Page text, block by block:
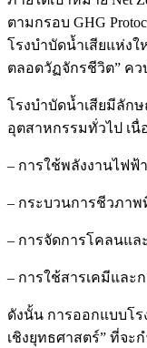
ตามกรอบ GHG
โรงบำบัดน้ำเสียแห่ง
ตลอดวัฏจักรชีวิต” ค
โรงบำบัดน้ำเสียมีลัก
อุตสาหกรรมทั่วไป เนื่
– การใช้พลังงานไฟฟ้
– กระบวนการชีวภาพ
– การจัดการโคลนแล
– การใช้สารเคมีและ
ดังนั้น การออกแบบโร
เชิงยุทธศาสตร์” ที่จ